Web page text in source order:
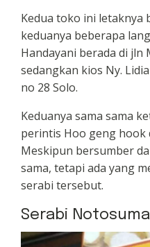
Kedua toko ini letaknya
keduanya beberapa
Handayani berada di jln
sedangkan kios Ny.
no 28 Solo.
Keduanya sama sama
perintis Hoo geng hook
Meskipun bersumber
sama, tetapi ada yang
serabi tersebut.
Serabi